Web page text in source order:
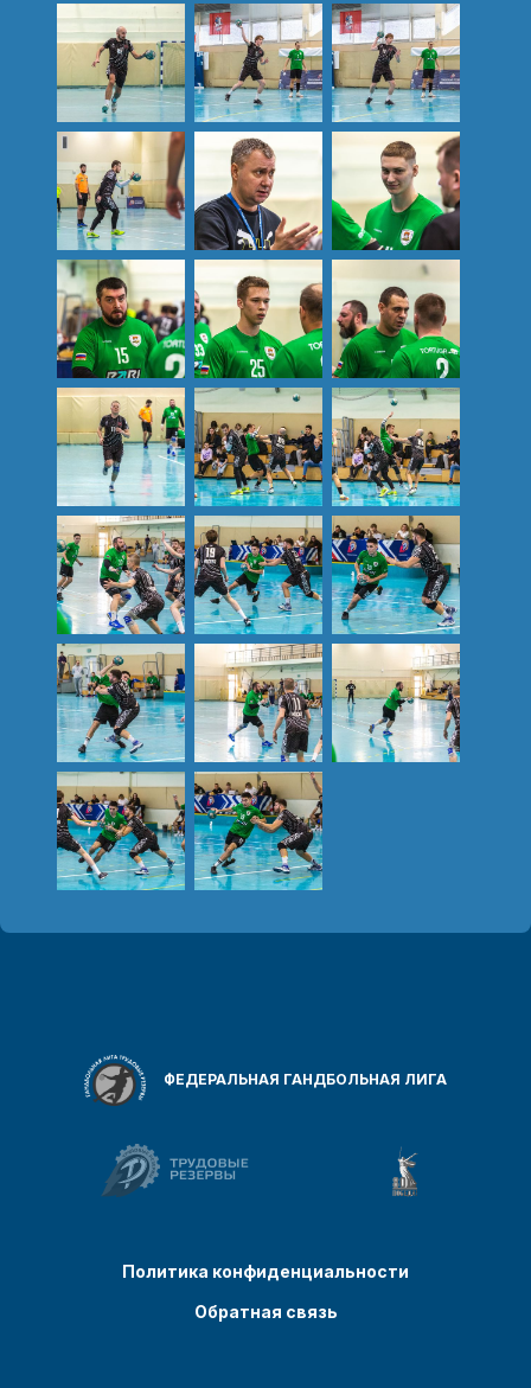
ФЕДЕРАЛЬНАЯ ГАНДБОЛЬНАЯ ЛИГА
Политика конфиденциальности
Обратная связь